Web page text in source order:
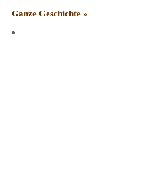
Ganze Geschichte »